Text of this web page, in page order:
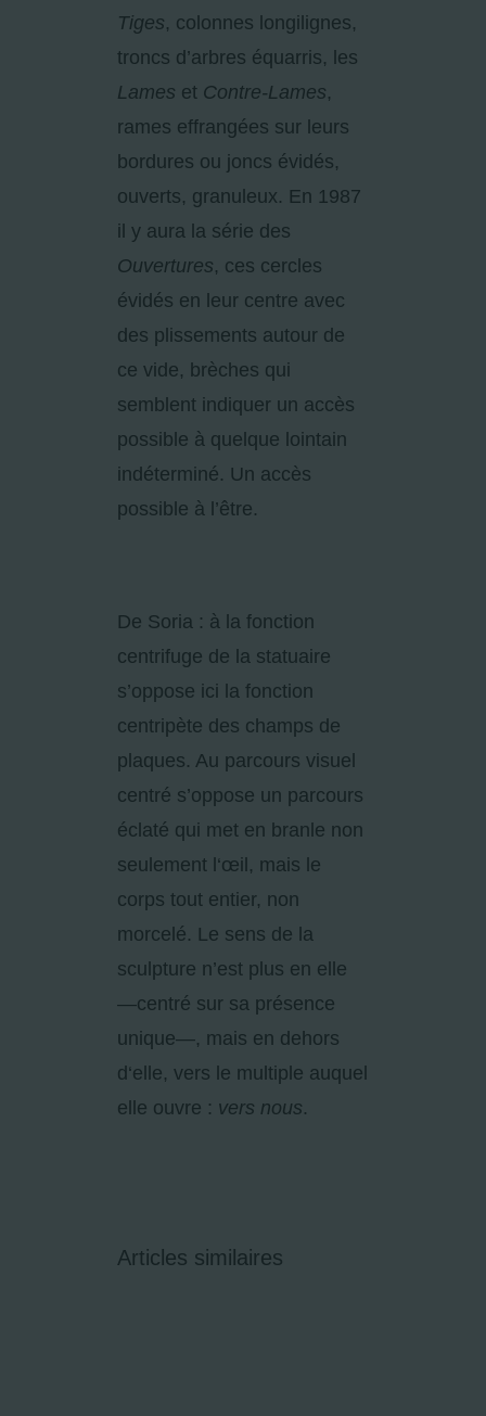
Tiges, colonnes longilignes,
troncs d’arbres équarris, les
Lames et Contre-Lames,
rames effrangées sur leurs
bordures ou joncs évidés,
ouverts, granuleux. En 1987
il y aura la série des
Ouvertures, ces cercles
évidés en leur centre avec
des plissements autour de
ce vide, brèches qui
semblent indiquer un accès
possible à quelque lointain
indéterminé. Un accès
possible à l’être.
De Soria : à la fonction
centrifuge de la statuaire
s’oppose ici la fonction
centripète des champs de
plaques. Au parcours visuel
centré s’oppose un parcours
éclaté qui met en branle non
seulement l‘œil, mais le
corps tout entier, non
morcelé. Le sens de la
sculpture n’est plus en elle
—centré sur sa présence
unique—, mais en dehors
d‘elle, vers le multiple auquel
elle ouvre : vers nous.
Articles similaires